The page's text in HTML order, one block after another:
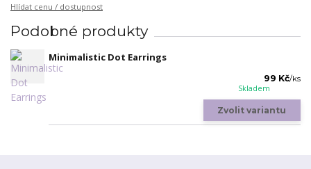
Hlídat cenu / dostupnost
Podobné produkty
Minimalistic Dot Earrings
99 Kč/ks
Skladem
Zvolit variantu